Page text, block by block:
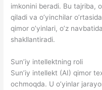
imkonini beradi. Bu tajriba,
qiladi va o’yinchilar
qimor o’yinlari, o’z
shakllantiradi.
Sun’iy intellektning roli
Sun’iy intellekt (AI) qimor
ochmoqda. U o’yinlar